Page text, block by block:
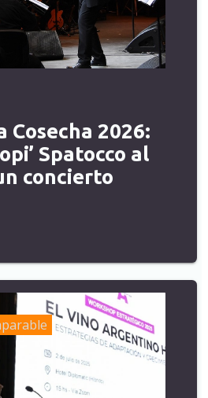
Cosecha 2026:
Spatocco al
concierto